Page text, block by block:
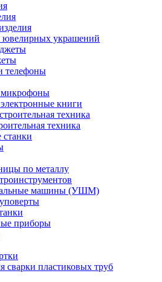
ювелирных украшений
телефоны
книги
техника
станки
по металлу
машины (УШМ)
приборы
сварки пластиковых труб